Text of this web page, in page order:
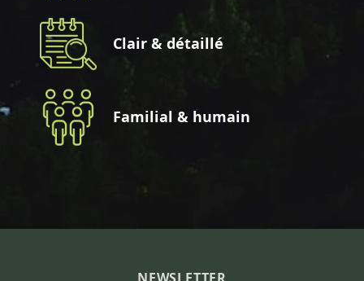
Clair & détaillé
Familial & humain
NEWSLETTER